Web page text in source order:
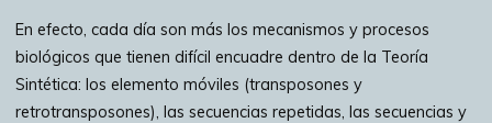
En efecto, cada día son más los mecanismos y procesos
biológicos que tienen difícil encuadre dentro de la Teoría
Sintética: los elemento móviles (transposones y
retrotransposones), las secuencias repetidas, las secuencias y